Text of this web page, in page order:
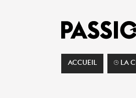
ACCUEIL ⌚︎ LA